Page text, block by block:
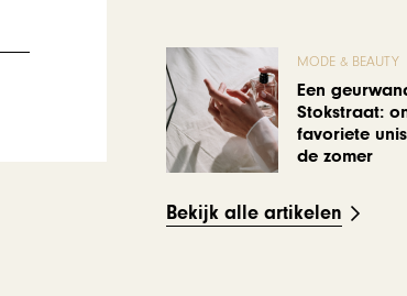
MODE & BEAUTY
Een
Stokstraat:
favoriete
de zomer
Bekijk alle artikelen